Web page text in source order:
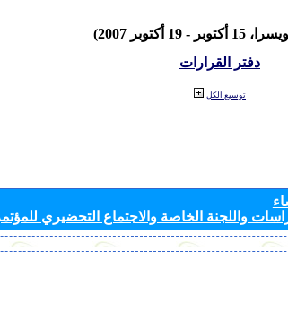
أكتوبر 2007)
دفتر القرارات
توسيع الكل
واللجنة الخاصة والاجتماع التحضيري